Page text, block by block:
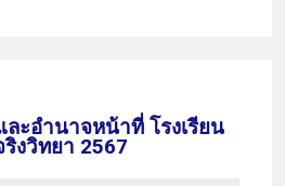
ะอำนาจหน้าที่ โรงเรียน
งวิทยา 2567